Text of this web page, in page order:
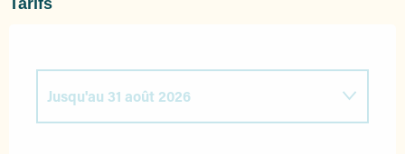
Tarifs
Jusqu'au 31 août 2026